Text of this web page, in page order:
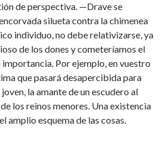
de perspectiva. —Drave se
silueta contra la chimenea
individuo, no debe relativizarse, ya
de los dones y cometeríamos el
Por ejemplo, en vuestro
que pasará desapercibida para
la amante de un escudero al
los reinos menores. Una existencia
amplio esquema de las cosas.